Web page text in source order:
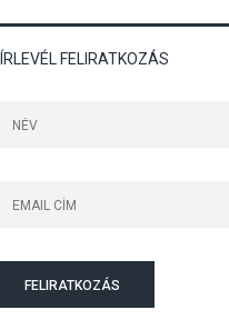
Esztergomban
FELIRATKOZÁS
FELIRATKOZÁS